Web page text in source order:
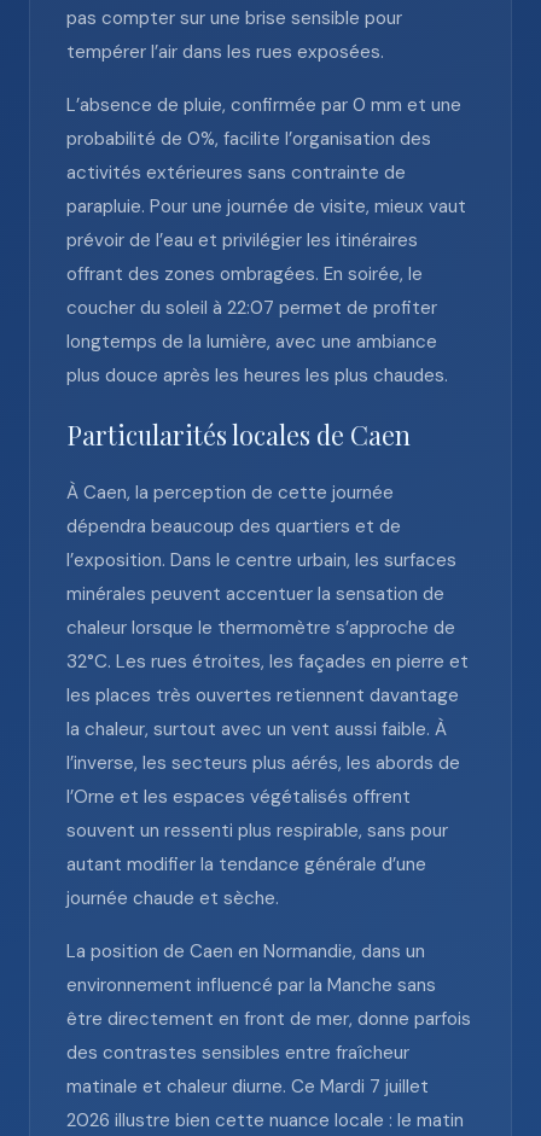
pas compter sur une brise sensible pour
tempérer l’air dans les rues exposées.
L’absence de pluie, confirmée par 0 mm et une
probabilité de 0%, facilite l’organisation des
activités extérieures sans contrainte de
parapluie. Pour une journée de visite, mieux vaut
prévoir de l’eau et privilégier les itinéraires
offrant des zones ombragées. En soirée, le
coucher du soleil à 22:07 permet de profiter
longtemps de la lumière, avec une ambiance
plus douce après les heures les plus chaudes.
Particularités locales de Caen
À Caen, la perception de cette journée
dépendra beaucoup des quartiers et de
l’exposition. Dans le centre urbain, les surfaces
minérales peuvent accentuer la sensation de
chaleur lorsque le thermomètre s’approche de
32°C. Les rues étroites, les façades en pierre et
les places très ouvertes retiennent davantage
la chaleur, surtout avec un vent aussi faible. À
l’inverse, les secteurs plus aérés, les abords de
l’Orne et les espaces végétalisés offrent
souvent un ressenti plus respirable, sans pour
autant modifier la tendance générale d’une
journée chaude et sèche.
La position de Caen en Normandie, dans un
environnement influencé par la Manche sans
être directement en front de mer, donne parfois
des contrastes sensibles entre fraîcheur
matinale et chaleur diurne. Ce Mardi 7 juillet
2026 illustre bien cette nuance locale : le matin